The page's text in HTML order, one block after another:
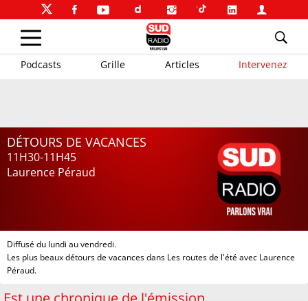
Podcasts Grille Articles Intervenez
DÉTOURS DE VACANCES
11H30-11H45
Laurence Péraud
Diffusé du lundi au vendredi.
Les plus beaux détours de vacances dans Les routes de l'été avec Laurence
Péraud.